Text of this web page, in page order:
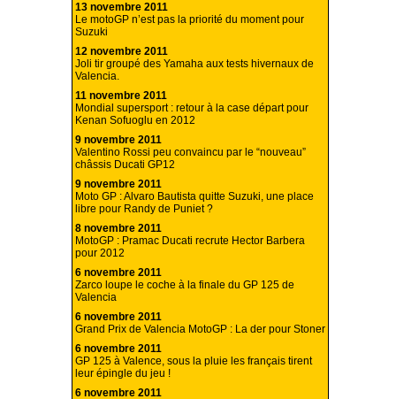
13 novembre 2011
Le motoGP n’est pas la priorité du moment pour
Suzuki
12 novembre 2011
Joli tir groupé des Yamaha aux tests hivernaux de
Valencia.
11 novembre 2011
Mondial supersport : retour à la case départ pour
Kenan Sofuoglu en 2012
9 novembre 2011
Valentino Rossi peu convaincu par le “nouveau”
châssis Ducati GP12
9 novembre 2011
Moto GP : Alvaro Bautista quitte Suzuki, une place
libre pour Randy de Puniet ?
8 novembre 2011
MotoGP : Pramac Ducati recrute Hector Barbera
pour 2012
6 novembre 2011
Zarco loupe le coche à la finale du GP 125 de
Valencia
6 novembre 2011
Grand Prix de Valencia MotoGP : La der pour Stoner
6 novembre 2011
GP 125 à Valence, sous la pluie les français tirent
leur épingle du jeu !
6 novembre 2011